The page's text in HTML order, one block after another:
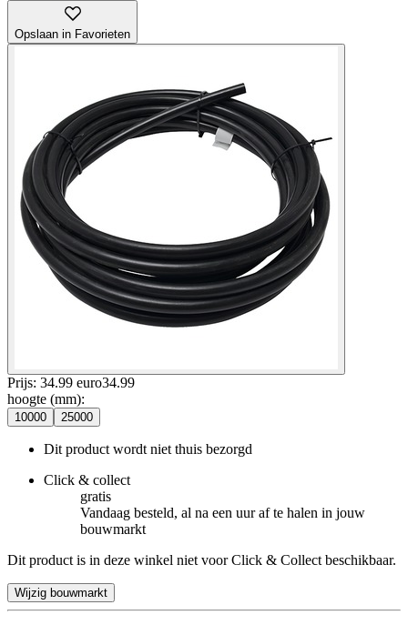
Opslaan in Favorieten
Prijs: 34.99 euro34.99
hoogte (mm):
10000 25000
Dit product wordt niet thuis bezorgd
Click & collect
gratis
Vandaag besteld, al na een uur af te halen in jouw
bouwmarkt
Dit product is in deze winkel niet voor Click & Collect beschikbaar.
Wijzig bouwmarkt